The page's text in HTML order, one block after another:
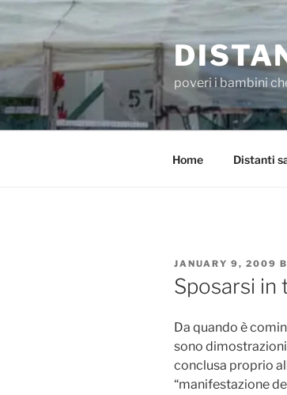
content
poveri i bambini
Home Distanti
POSTED
ON
JANUARY 9, 2009
Sposarsi in
Da quando è
sono
conclusa proprio
“manifestazione